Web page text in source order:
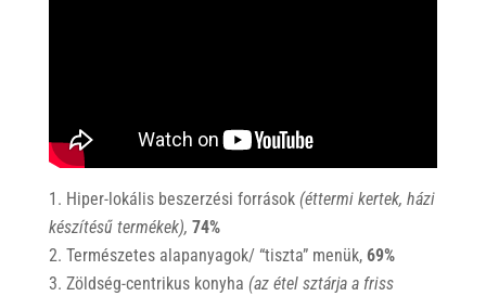
Hiper-lokális beszerzési források(éttermi kertek, házi
készítésű termékek), 74%
Természetes alapanyagok/ “tiszta” menük, 69%
Zöldség-centrikus konyha (az étel sztárja a friss